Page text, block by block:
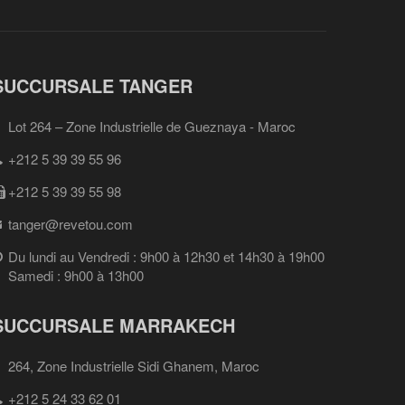
TANGER
Lot 264 – Zone Industrielle de Gueznaya - Maroc
+212 5 39 39 55 96
+212 5 39 39 55 98
tanger@revetou.com
Du lundi au Vendredi : 9h00 à 12h30 et 14h30 à 19h00
Samedi : 9h00 à 13h00
MARRAKECH
264, Zone Industrielle Sidi Ghanem, Maroc
+212 5 24 33 62 01